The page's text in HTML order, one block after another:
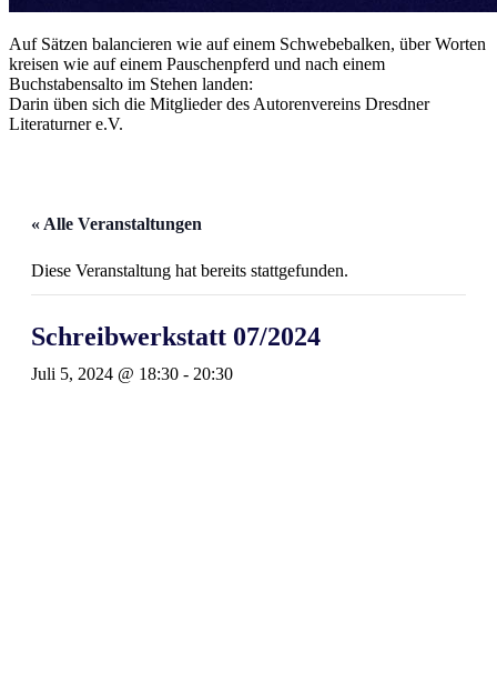
Auf Sätzen balancieren wie auf einem Schwebebalken, über Worten
kreisen wie auf einem Pauschenpferd und nach einem
Buchstabensalto im Stehen landen:
Darin üben sich die Mitglieder des Autorenvereins Dresdner
Literaturner e.V.
« Alle Veranstaltungen
Diese Veranstaltung hat bereits stattgefunden.
Schreibwerkstatt 07/2024
Juli 5, 2024 @ 18:30 - 20:30